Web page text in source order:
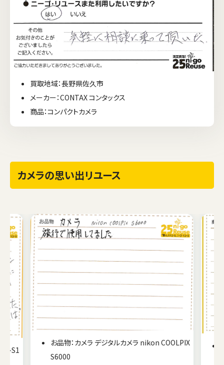
買取地域：長野県佐久市
メーカー：CONTAX コンタックス
商品：コンパクトカメラ
カメラの思い出リユース
S1
お品物：カメラ デジタルカメラ nikon COOLPIX
S6000